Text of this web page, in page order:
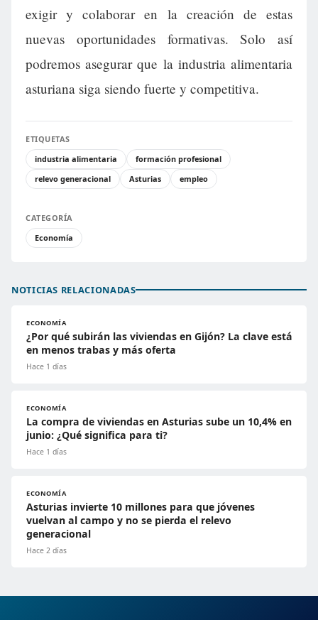
exigir y colaborar en la creación de estas
nuevas oportunidades formativas. Solo así
podremos asegurar que la industria alimentaria
asturiana siga siendo fuerte y competitiva.
ETIQUETAS
industria alimentaria
formación profesional
relevo generacional
Asturias empleo
CATEGORÍA
Economía
NOTICIAS RELACIONADAS
ECONOMÍA
¿Por qué subirán las viviendas en Gijón? La clave está
en menos trabas y más oferta
Hace 1 días
ECONOMÍA
La compra de viviendas en Asturias sube un 10,4% en
junio: ¿Qué significa para ti?
Hace 1 días
ECONOMÍA
Asturias invierte 10 millones para que jóvenes
vuelvan al campo y no se pierda el relevo
generacional
Hace 2 días